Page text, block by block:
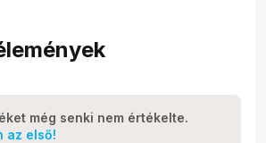
még senki nem értékelte.
az első!